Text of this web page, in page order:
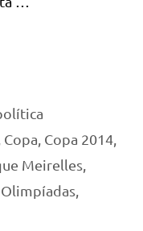
Copa Copa 2014,
Meirelles
Olimpíadas